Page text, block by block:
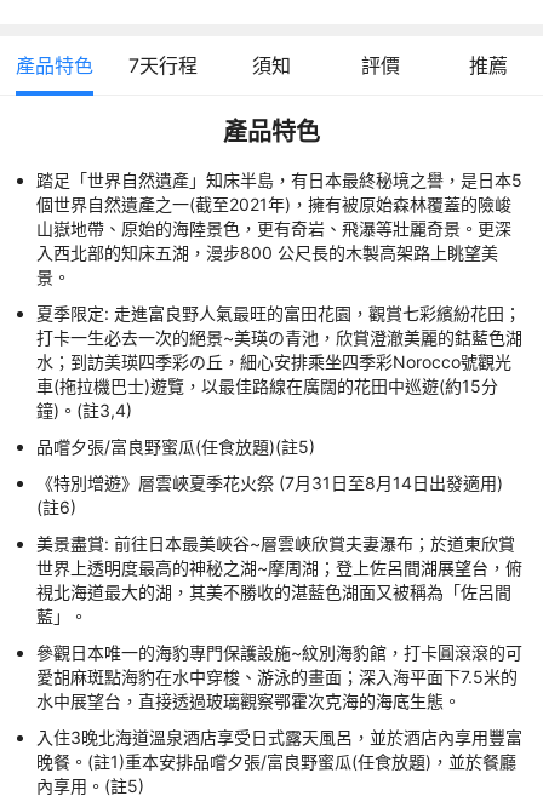
產品特色 7天行程 須知 評價 推薦
產品特色
踏足「世界自然遺產」知床半島，有日本最終秘境之譽，是日本5
個世界自然遺產之一(截至2021年)，擁有被原始森林覆蓋的險峻
山嶽地帶、原始的海陸景色，更有奇岩、飛瀑等壯麗奇景。更深
入西北部的知床五湖，漫步800 公尺長的木製高架路上眺望美
景。
夏季限定: 走進富良野人氣最旺的富田花園，觀賞七彩繽紛花田；
打卡一生必去一次的絕景~美瑛の青池，欣賞澄澈美麗的鈷藍色湖
水；到訪美瑛四季彩の丘，細心安排乘坐四季彩Norocco號觀光
車(拖拉機巴士)遊覽，以最佳路線在廣闊的花田中巡遊(約15分
鐘)。(註3,4)
品嚐夕張/富良野蜜瓜(任食放題)(註5)
《特別增遊》層雲峽夏季花火祭 (7月31日至8月14日出發適用)
(註6)
美景盡賞: 前往日本最美峽谷~層雲峽欣賞夫妻瀑布；於道東欣賞
世界上透明度最高的神秘之湖~摩周湖；登上佐呂間湖展望台，俯
視北海道最大的湖，其美不勝收的湛藍色湖面又被稱為「佐呂間
藍」。
參觀日本唯一的海豹專門保護設施~紋別海豹館，打卡圓滾滾的可
愛胡麻斑點海豹在水中穿梭、游泳的畫面；深入海平面下7.5米的
水中展望台，直接透過玻璃觀察鄂霍次克海的海底生態。
入住3晚北海道溫泉酒店享受日式露天風呂，並於酒店內享用豐富
晚餐。(註1)重本安排品嚐夕張/富良野蜜瓜(任食放題)，並於餐廳
內享用。(註5)